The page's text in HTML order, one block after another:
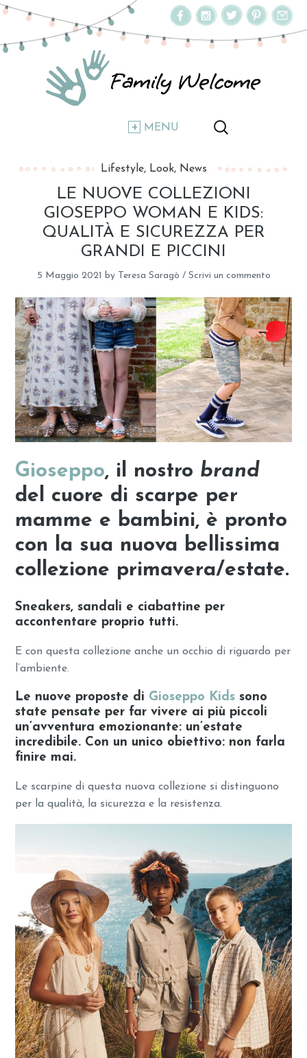
MENU
Lifestyle Look News
LE NUOVE COLLEZIONI
GIOSEPPO WOMAN E KIDS:
QUALITÀ E SICUREZZA PER
GRANDI E PICCINI
5 Maggio 2021 by Teresa Saragò / Scrivi un commento
Gioseppo, il nostro brand
del cuore di scarpe per
mamme e bambini, è pronto
con la sua nuova bellissima
collezione primavera/estate.
Sneakers, sandali e ciabattine per
accontentare proprio tutti.
E con questa collezione anche un occhio di riguardo per
l’ambiente.
Le nuove proposte di Gioseppo Kids sono
state pensate per far vivere ai più piccoli
un’avventura emozionante: un’estate
incredibile. Con un unico obiettivo: non farla
finire mai.
Le scarpine di questa nuova collezione si distinguono
per la qualità, la sicurezza e la resistenza.